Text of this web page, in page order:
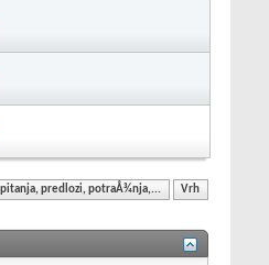
pitanja, predlozi, potraÅ¾nja,... Vrh